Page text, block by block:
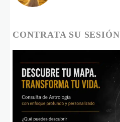
CONTRATA SU SESIÓN